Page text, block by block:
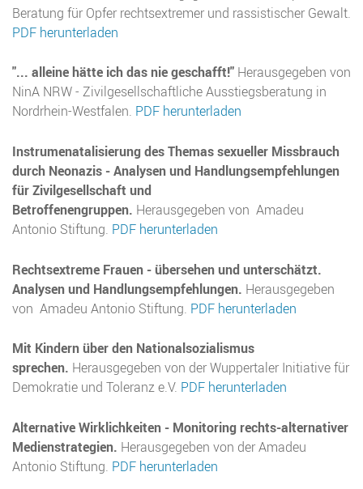
Beratung für Opfer rechtsextremer und rassistischer Gewalt.
PDF herunterladen
"... alleine hätte ich das nie geschafft!" Herausgegeben von
NinA NRW - Zivilgesellschaftliche Ausstiegsberatung in
Nordrhein-Westfalen. PDF herunterladen
Instrumenatalisierung des Themas sexueller Missbrauch
durch Neonazis - Analysen und Handlungsempfehlungen
für Zivilgesellschaft und
Betroffenengruppen. Herausgegeben von Amadeu
Antonio Stiftung. PDF herunterladen
Rechtsextreme Frauen - übersehen und unterschätzt.
Analysen und Handlungsempfehlungen. Herausgegeben
von Amadeu Antonio Stiftung. PDF herunterladen
Mit Kindern über den Nationalsozialismus
sprechen. Herausgegeben von der Wuppertaler Initiative für
Demokratie und Toleranz e.V. PDF herunterladen
Alternative Wirklichkeiten - Monitoring rechts-alternativer
Medienstrategien. Herausgegeben von der Amadeu
Antonio Stiftung. PDF herunterladen